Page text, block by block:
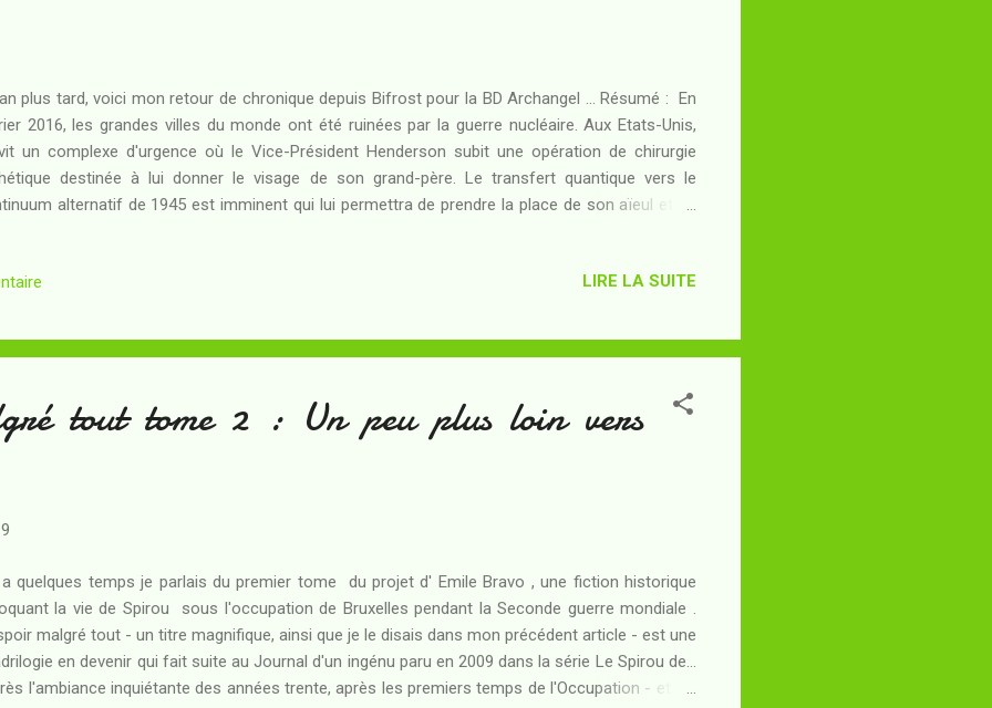
plus tard, voici mon retour de chronique depuis Bifrost pour la BD Archangel ... Résumé : En
2016, les grandes villes du monde ont été ruinées par la guerre nucléaire. Aux Etats-Unis,
un complexe d'urgence où le Vice-Président Henderson subit une opération de chirurgie
destinée à lui donner le visage de son grand-père. Le transfert quantique vers le
alternatif de 1945 est imminent qui lui permettra de prendre la place de son aïeul et de
de père ont décidé de mettre en oeuvre. Les mutins du complexe de transfert quantique
à quoi va ressembler la version non ruinée de l'année 2016 ...
LIRE LA SUITE
tout tome 2 : Un peu plus loin vers
quelques temps je parlais du premier tome du projet d' Emile Bravo , une fiction historique
la vie de Spirou sous l'occupation de Bruxelles pendant la Seconde guerre mondiale .
malgré tout - un titre magnifique, ainsi que je le disais dans mon précédent article - est une
en devenir qui fait suite au Journal d'un ingénu paru en 2009 dans la série Le Spirou de...
l'ambiance inquiétante des années trente, après les premiers temps de l'Occupation - et les